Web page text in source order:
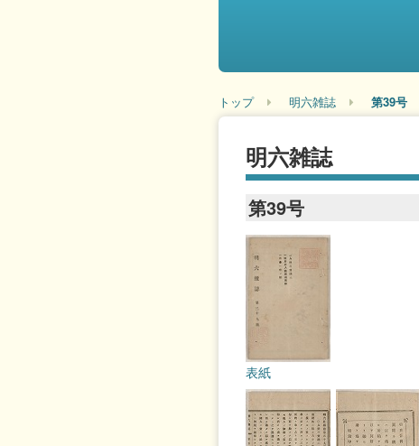
トップ 明六雑誌 第39号
明六雑誌
第39号
表紙